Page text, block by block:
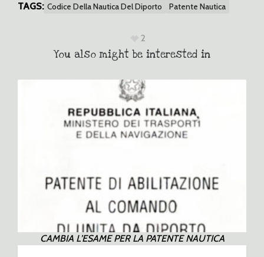
TAGS: Codice Della Nautica Del Diporto Patente Nautica
2
You also might be interested in
CAMBIA L’ESAME PER LA PATENTE NAUTICA